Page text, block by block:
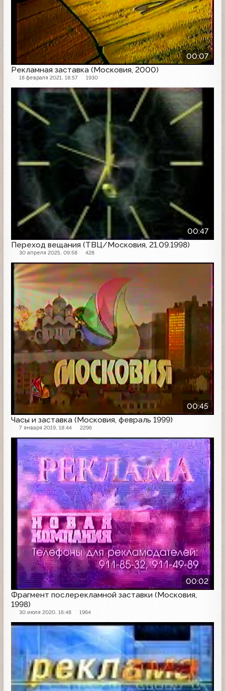
00:07
Рекламная заставка (Московия, 2000)
18 февраля 2021, 18:57 1930
00:47
Переход вещания (ТВЦ/Московия, 21.09.1998)
30 апреля 2025, 09:58 428
Начало эфира
00:45
Часы и заставка (Московия, февраль 1999)
7 января 2019, 18:44 2296
Начало эфира
00:02
Фрагмент послерекламной заставки (Московия,
1998)
30 июля 2020, 16:48 1964
Рекламная заставка
Рекламная заставка